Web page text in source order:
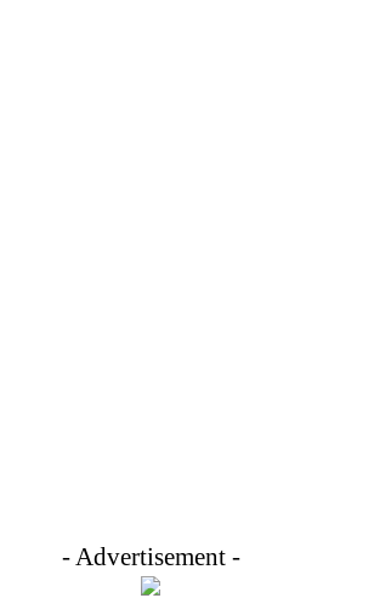
- Advertisement -